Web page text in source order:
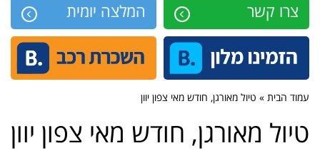
צרו קשר המלצה יומית
עמוד הבית » טיול מאורגן, חודש מאי צפון יוון
טיול מאורגן, חודש מאי צפון יוון